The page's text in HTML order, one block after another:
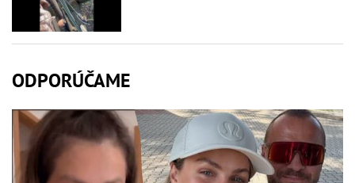
ODPORÚČAME